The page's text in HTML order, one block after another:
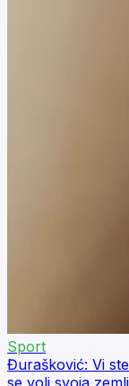
Sport
Đurašković: Vi
se voli svoja